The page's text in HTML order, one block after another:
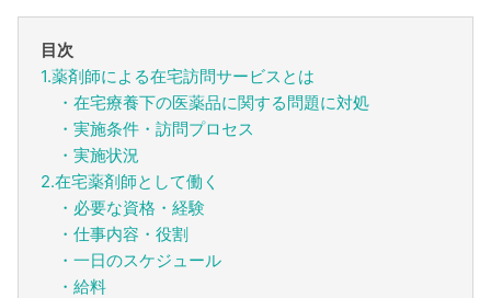
目次
1.薬剤師による在宅訪問サービスとは
・在宅療養下の医薬品に関する問題に対処
・実施条件・訪問プロセス
・実施状況
2.在宅薬剤師として働く
・必要な資格・経験
・仕事内容・役割
・一日のスケジュール
・給料